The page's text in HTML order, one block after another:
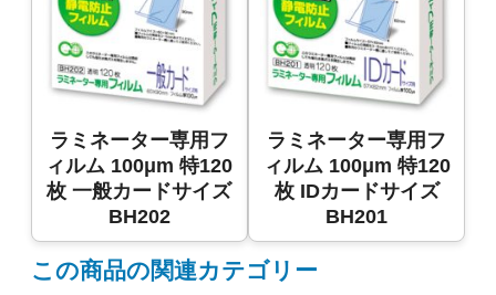
ラミネーター専用フ
ィルム 100μm 特120
枚 一般カードサイズ
BH202
ラミネーター専用フ
ィルム 100μm 特120
枚 IDカードサイズ
BH201
この商品の関連カテゴリー